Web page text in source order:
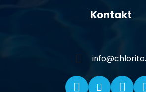
Kontakt
info@